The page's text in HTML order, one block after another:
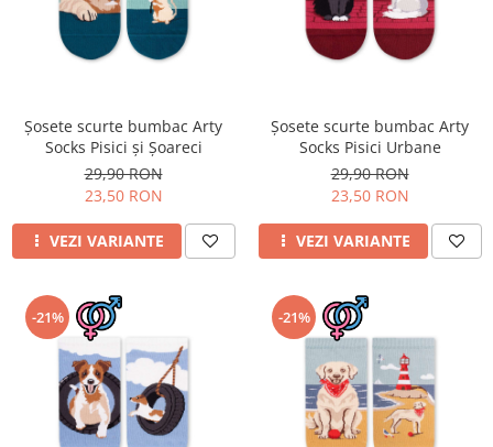
Șosete scurte bumbac Arty
Socks Pisici și Șoareci
29,90 RON
23,50 RON
VEZI VARIANTE
Șosete scurte bumbac Arty
Socks Pisici Urbane
29,90 RON
23,50 RON
VEZI VARIANTE
-21% -21%